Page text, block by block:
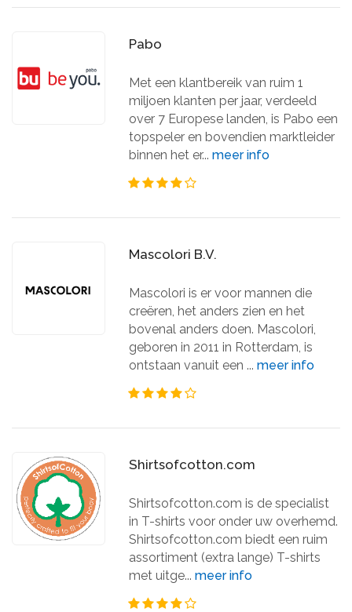
Pabo
Met een klantbereik van ruim 1
miljoen klanten per jaar, verdeeld
over 7 Europese landen, is Pabo een
topspeler en bovendien marktleider
binnen het er...meer info
Mascolori B.V.
Mascolori is er voor mannen die
creëren, het anders zien en het
bovenal anders doen. Mascolori,
geboren in 2011 in Rotterdam, is
ontstaan vanuit een ...meer info
Shirtsofcotton.com
Shirtsofcotton.com is de specialist
in T-shirts voor onder uw overhemd.
Shirtsofcotton.com biedt een ruim
assortiment (extra lange) T-shirts
met uitge...meer info